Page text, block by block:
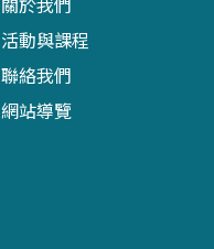
活動與課程
聯絡我們
網站導覽